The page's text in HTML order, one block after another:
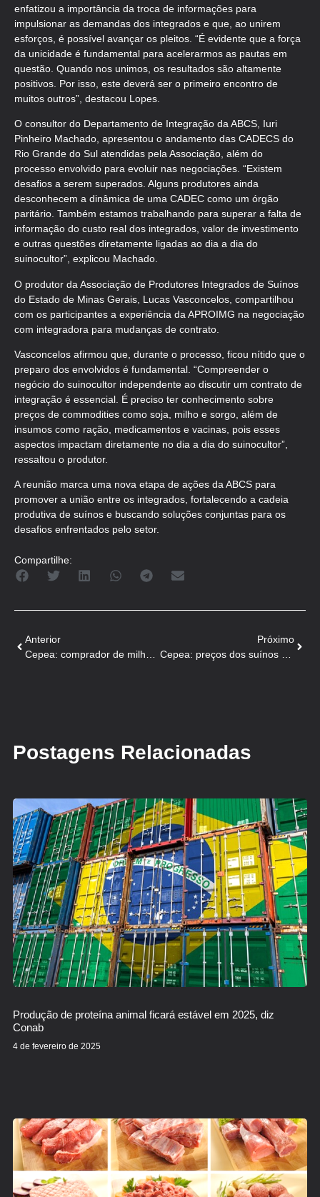
enfatizou a importância da troca de informações para
impulsionar as demandas dos integrados e que, ao unirem
esforços, é possível avançar os pleitos. “É evidente que a força
da unicidade é fundamental para acelerarmos as pautas em
questão. Quando nos unimos, os resultados são altamente
positivos. Por isso, este deverá ser o primeiro encontro de
muitos outros”, destacou Lopes.
O consultor do Departamento de Integração da ABCS, Iuri
Pinheiro Machado, apresentou o andamento das CADECS do
Rio Grande do Sul atendidas pela Associação, além do
processo envolvido para evoluir nas negociações. “Existem
desafios a serem superados. Alguns produtores ainda
desconhecem a dinâmica de uma CADEC como um órgão
paritário. Também estamos trabalhando para superar a falta de
informação do custo real dos integrados, valor de investimento
e outras questões diretamente ligadas ao dia a dia do
suinocultor”, explicou Machado.
O produtor da Associação de Produtores Integrados de Suínos
do Estado de Minas Gerais, Lucas Vasconcelos, compartilhou
com os participantes a experiência da APROIMG na negociação
com integradora para mudanças de contrato.
Vasconcelos afirmou que, durante o processo, ficou nítido que o
preparo dos envolvidos é fundamental. “Compreender o
negócio do suinocultor independente ao discutir um contrato de
integração é essencial. É preciso ter conhecimento sobre
preços de commodities como soja, milho e sorgo, além de
insumos como ração, medicamentos e vacinas, pois esses
aspectos impactam diretamente no dia a dia do suinocultor”,
ressaltou o produtor.
A reunião marca uma nova etapa de ações da ABCS para
promover a união entre os integrados, fortalecendo a cadeia
produtiva de suínos e buscando soluções conjuntas para os
desafios enfrentados pelo setor.
Compartilhe:
Anterior
Próximo
Postagens Relacionadas
Produção de proteína animal ficará estável em 2025, diz
Conab
4 de fevereiro de 2025